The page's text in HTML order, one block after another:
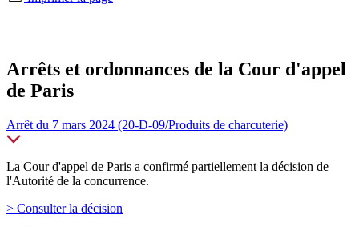
Arrêts et ordonnances de la Cour d'appel
de Paris
Arrêt du 7 mars 2024 (20-D-09/Produits de charcuterie)
La Cour d'appel de Paris a confirmé partiellement la décision de
l'Autorité de la concurrence.
> Consulter la décision